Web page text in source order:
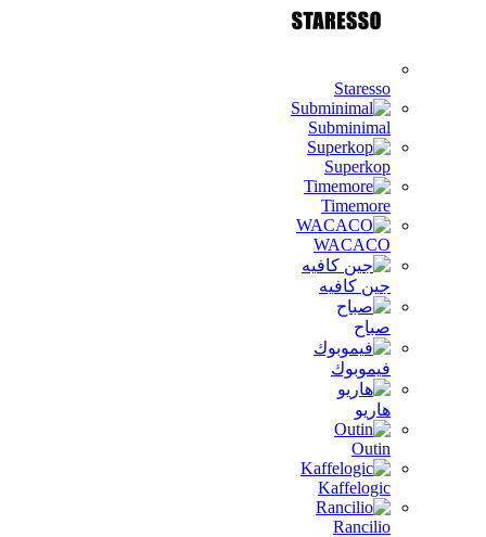
Staresso
Subminimal
Superkop
Timemore
WACACO
جين كافيه
صباح
فيموبوك
هاريو
Outin
Kaffelogic
Rancilio